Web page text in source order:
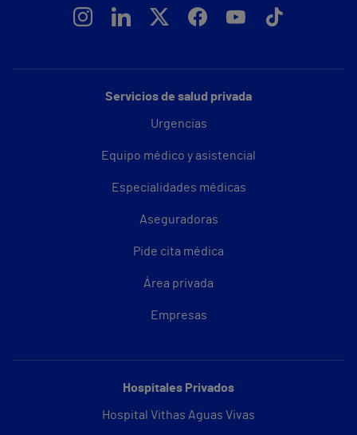
Servicios de salud privada
Urgencias
Equipo médico y asistencial
Especialidades médicas
Aseguradoras
Pide cita médica
Área privada
Empresas
Hospitales Privados
Hospital Vithas Aguas Vivas